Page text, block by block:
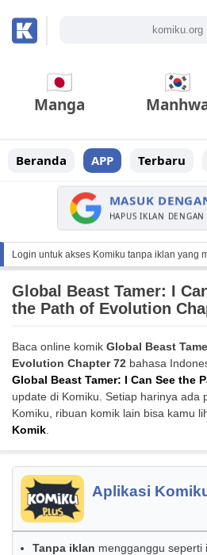
Manga
Beranda APP Terbaru
MASUK
HAPUS IKLAN
Login untuk akses Komiku tanpa iklan yang
Global Beast Tamer: I
the Path of Evolution
Baca online komik Global Beast
Evolution Chapter 72 bahasa
Global Beast Tamer: I Can See the
update di Komiku. Setiap harinya ada
Komiku, ribuan komik lain bisa kamu
Komik.
Aplikasi
Tanpa iklan mengganggu seperti